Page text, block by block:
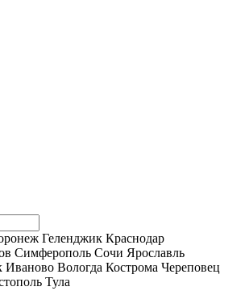
Геленджик Краснодар
Симферополь Сочи Ярославль
Иваново Вологда Кострома Череповец
Тула